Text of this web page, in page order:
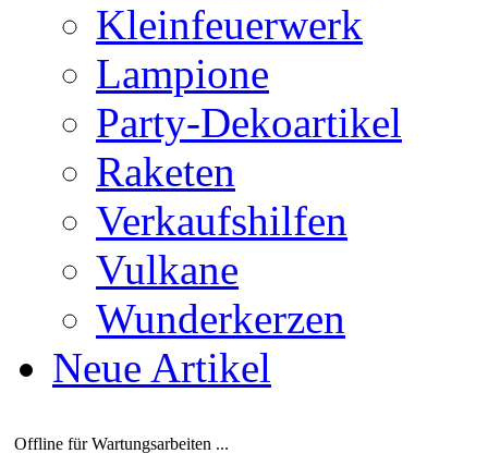
Kleinfeuerwerk
Lampione
Party-Dekoartikel
Raketen
Verkaufshilfen
Vulkane
Wunderkerzen
Neue Artikel
Offline für Wartungsarbeiten ...